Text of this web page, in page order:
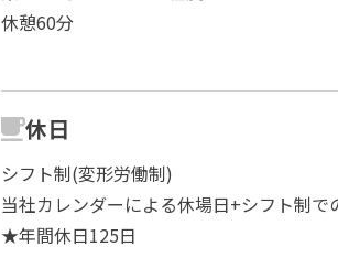
休憩60分
休日
シフト制(変形労働制)
当社カレンダーによる休場日+シフト制で
★年間休日125日